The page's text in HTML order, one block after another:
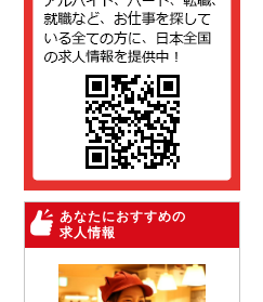
あなたにおすすめの
求人情報